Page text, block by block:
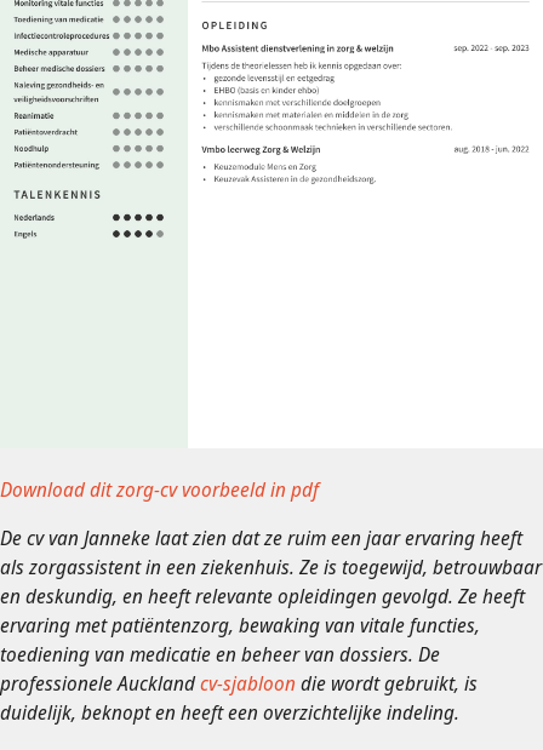
Download dit zorg-cv voorbeeld in pdf
De cv van Janneke laat zien dat ze ruim een jaar ervaring heeft
als zorgassistent in een ziekenhuis. Ze is toegewijd, betrouwbaar
en deskundig, en heeft relevante opleidingen gevolgd. Ze heeft
ervaring met patiëntenzorg, bewaking van vitale functies,
toediening van medicatie en beheer van dossiers. De
professionele Aucklandcv-sjabloon die wordt gebruikt, is
duidelijk, beknopt en heeft een overzichtelijke indeling.